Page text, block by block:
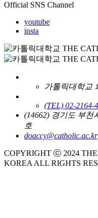
Official SNS Channel
youtube
insta
가톨릭대학교
(TEL) 02-2164-
(14662) 경기도 부천
호
doaccy@catholic.ac.kr
COPYRIGHT ⓒ 2024
KOREA ALL RIGHTS